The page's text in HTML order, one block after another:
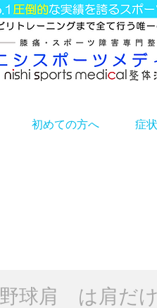
初めての方へ 症
野球肩 は肩だけ